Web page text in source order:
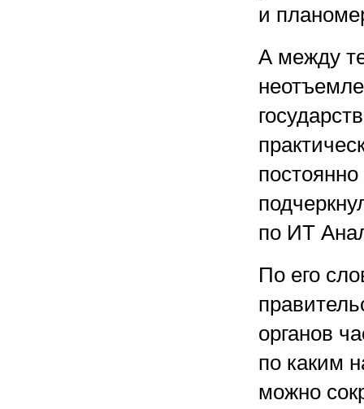
и
А между
по ИТ
По его
органов
по каким
можно